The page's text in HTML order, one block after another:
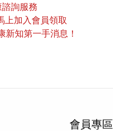
詢服務
上加入會員領取
新知第一手消息！
會員專區